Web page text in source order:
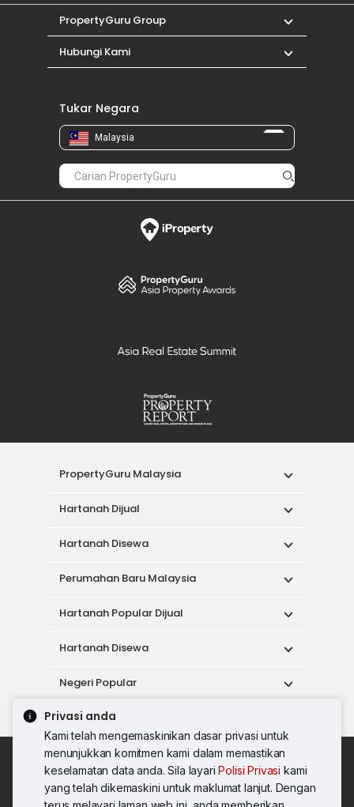
Privasi anda
Kami telah mengemaskinikan dasar privasi untuk
menunjukkan komitmen kami dalam memastikan
keselamatan data anda. Sila layariPolisi Privasi kami
yang telah dikemaskini untuk maklumat lanjut. Dengan
PropertyGuru Group
Hubungi Kami
Tukar Negara
Malaysia
PropertyGuru Malaysia
Hartanah Dijual
Hartanah Disewa
Perumahan Baru Malaysia
Hartanah Popular Dijual
Hartanah Disewa
Negeri Popular
Alat
Dasar Penggunaan
Syarat Perkhidmatan
Dasar Privasi
Syarat Pembelian